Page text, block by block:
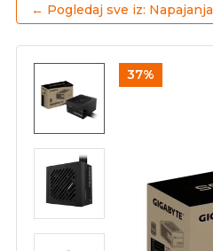
← Pogledaj sve iz: Napajanja
37%